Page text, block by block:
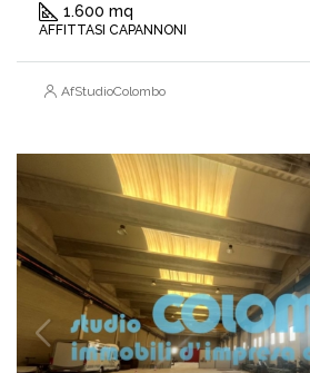
1.600 mq
AFFITTASI CAPANNONI
AfStudioColombo